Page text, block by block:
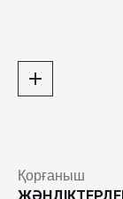
Қорғаныш